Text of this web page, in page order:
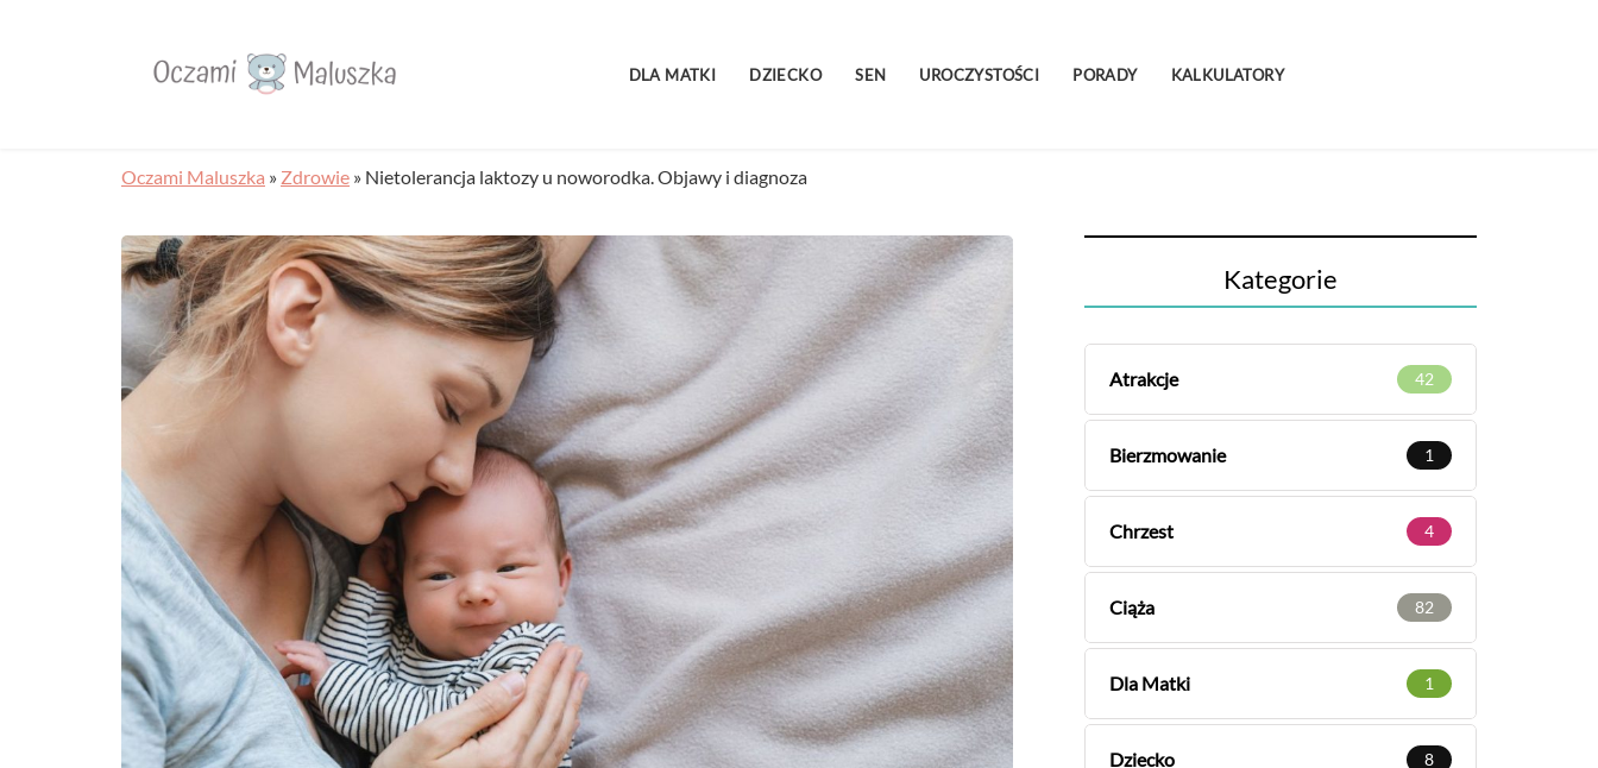
DLA MATKI DZIECKO SEN UROCZYSTOŚCI PORADY KALKULATORY
Oczami Maluszka » Zdrowie » Nietolerancja laktozy u noworodka. Objawy i diagnoza
Kategorie
Atrakcje 42
Bierzmowanie 1
Chrzest 4
Ciąża 82
Dla Matki 1
Dziecko 8